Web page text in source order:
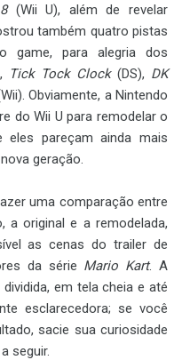
(Wii U), além de revelar
também quatro pistas
game, para alegria dos
Tick Tock Clock(DS), DK
Obviamente, a Nintendo
do Wii U para remodelar o
eles pareçam ainda mais
geração.
uma comparação entre
a original e a remodelada,
as cenas do trailer de
da série Mario Kart. A
em tela cheia e até
esclarecedora; se você
sacie sua curiosidade
seguir.